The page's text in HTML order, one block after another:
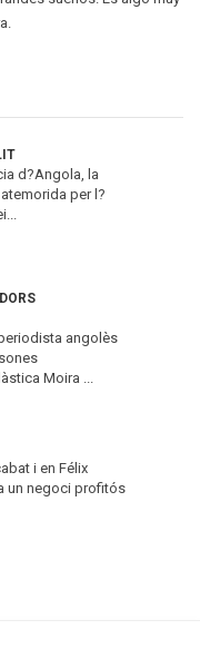
d?Angola, la
per l?
angolès
Moira ...
i en Félix
un negoci profitós